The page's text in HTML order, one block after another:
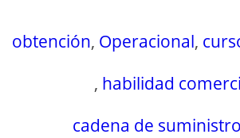
obtención, Operacional,
, habilidad
cadena de suministro